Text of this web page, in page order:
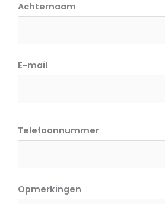
Achternaam
E-mail
Telefoonnummer
Opmerkingen